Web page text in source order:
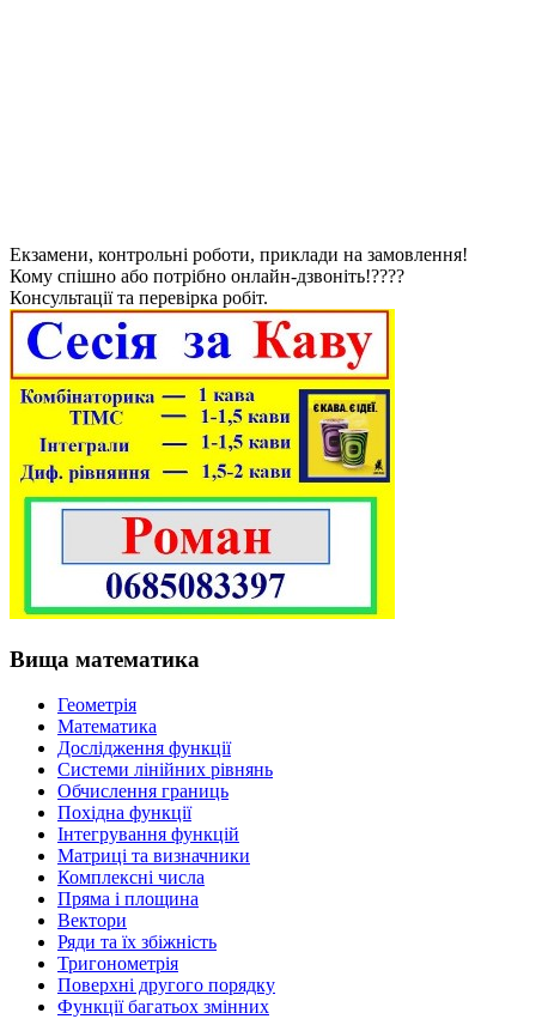
Екзамени, контрольні роботи, приклади на замовлення!
Кому спішно або потрібно онлайн-дзвоніть!????
Консультації та перевірка робіт.
Вища математика
Геометрія
Математика
Дослідження функції
Системи лінійних рівнянь
Обчислення границь
Похідна функції
Інтегрування функцій
Матриці та визначники
Комплексні числа
Пряма і площина
Вектори
Ряди та їх збіжність
Тригонометрія
Поверхні другого порядку
Функції багатьох змінних